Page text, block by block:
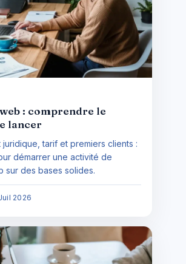
: comprendre le
lancer
juridique, tarif et premiers clients :
démarrer une activité de
sur des bases solides.
2026